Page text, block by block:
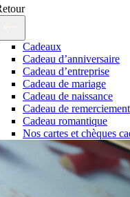
Cadeaux
Cadeau d’anniversaire
Cadeau d’entreprise
Cadeau de mariage
Cadeau de naissance
Cadeau de remerciement
Cadeau romantique
Nos cartes et chèques